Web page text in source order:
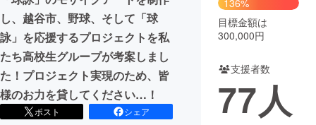
CAMPFIREふるさと納税
コミュニティ
し、越谷市、野球、そして「球
詠」を応援するプロジェクトを私
たち高校生グループが考案しまし
た！プロジェクト実現のため、皆
様のお力を貸してください…！
ポスト
シェア
136%
目標金額は
300,000円
支援者数
77人